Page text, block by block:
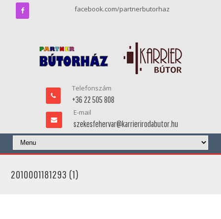
facebook.com/partnerbutorhaz
Telefonszám
+36 22 505 808
E-mail
szekesfehervar@karrierirodabutor.hu
2010001181293 (1)